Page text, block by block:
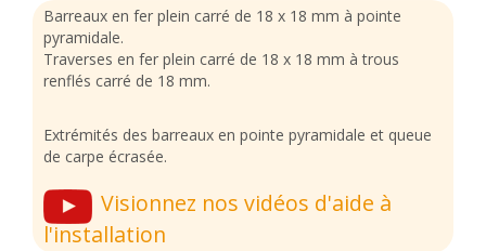
Barreaux en fer plein carré de 18 x 18 mm à pointe
pyramidale.
Traverses en fer plein carré de 18 x 18 mm à trous
renflés carré de 18 mm.
Extrémités des barreaux en pointe pyramidale et queue
de carpe écrasée.
Visionnez nos vidéos d'aide à
l'installation